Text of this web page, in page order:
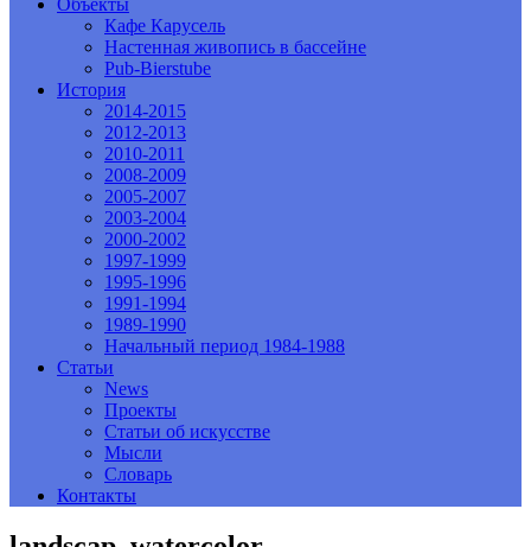
Кафе Карусель
Настенная живопись в бассейне
Pub-Bierstube
История
2014-2015
2012-2013
2010-2011
2008-2009
2005-2007
2003-2004
2000-2002
1997-1999
1995-1996
1991-1994
1989-1990
Начальный период 1984-1988
Статьи
News
Проекты
Статьи об искусстве
Мысли
Словарь
Контакты